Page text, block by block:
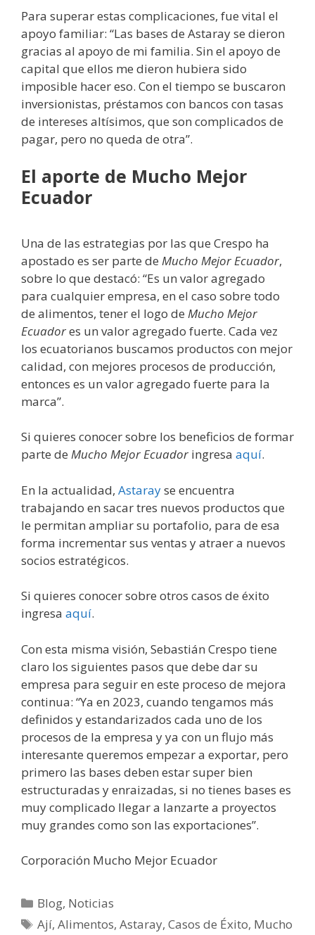
Para superar estas complicaciones, fue vital el
apoyo familiar: “Las bases de Astaray se dieron
gracias al apoyo de mi familia. Sin el apoyo de
capital que ellos me dieron hubiera sido
imposible hacer eso. Con el tiempo se buscaron
inversionistas, préstamos con bancos con tasas
de intereses altísimos, que son complicados de
pagar, pero no queda de otra”.
El aporte de Mucho Mejor
Ecuador
Una de las estrategias por las que Crespo ha
apostado es ser parte de Mucho Mejor Ecuador,
sobre lo que destacó: “Es un valor agregado
para cualquier empresa, en el caso sobre todo
de alimentos, tener el logo de Mucho Mejor
Ecuadores un valor agregado fuerte. Cada vez
los ecuatorianos buscamos productos con mejor
calidad, con mejores procesos de producción,
entonces es un valor agregado fuerte para la
marca”.
Si quieres conocer sobre los beneficios de formar
parte de Mucho Mejor Ecuador ingresa aquí.
En la actualidad, Astarayse encuentra
trabajando en sacar tres nuevos productos que
le permitan ampliar su portafolio, para de esa
forma incrementar sus ventas y atraer a nuevos
socios estratégicos.
Si quieres conocer sobre otros casos de éxito
ingresa aquí.
Con esta misma visión, Sebastián Crespo tiene
claro los siguientes pasos que debe dar su
empresa para seguir en este proceso de mejora
continua: “Ya en 2023, cuando tengamos más
definidos y estandarizados cada uno de los
procesos de la empresa y ya con un flujo más
interesante queremos empezar a exportar, pero
primero las bases deben estar super bien
estructuradas y enraizadas, si no tienes bases es
muy complicado llegar a lanzarte a proyectos
muy grandes como son las exportaciones”.
Corporación Mucho Mejor Ecuador
Blog, Noticias
Ají,Alimentos,Astaray,Casos de Éxito, Mucho